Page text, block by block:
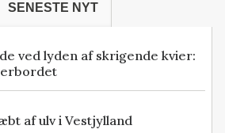
SENESTE NYT
ved lyden af skrigende kvier:
af ulv i Vestjylland